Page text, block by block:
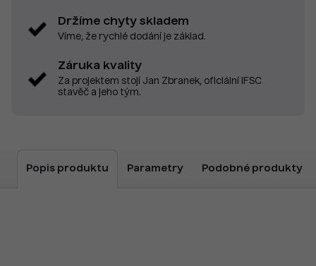
Držíme chyty skladem
Víme, že rychlé dodání je základ.
Záruka kvality
Za projektem stojí Jan Zbranek, oficiální IFSC
stavěč a jeho tým.
Popis produktu Parametry Podobné produkty